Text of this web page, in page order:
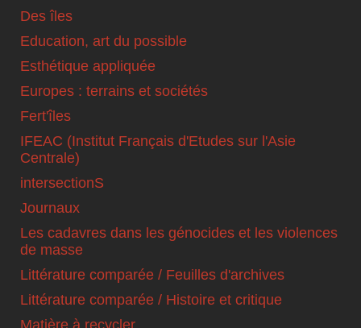
Des îles
Education, art du possible
Esthétique appliquée
Europes : terrains et sociétés
Fert'îles
IFEAC (Institut Français d'Etudes sur l'Asie
Centrale)
intersectionS
Journaux
Les cadavres dans les génocides et les violences
de masse
Littérature comparée / Feuilles d'archives
Littérature comparée / Histoire et critique
Matière à recycler